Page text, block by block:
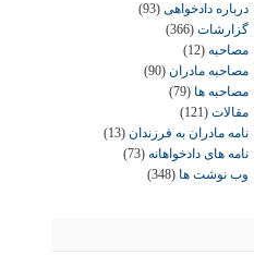
درباره دادخواهی (93)
گزارشات (366)
مصاحبه (12)
مصاحبه مادران (90)
مصاحبه ها (79)
مقالات (121)
نامه مادران به فرزندان (13)
نامه های دادخواهانه (73)
وب نوشت ها (348)